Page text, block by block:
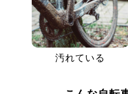
汚れている